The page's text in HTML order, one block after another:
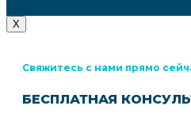
X
Свяжитесь с нами прямо
БЕСПЛАТНАЯ